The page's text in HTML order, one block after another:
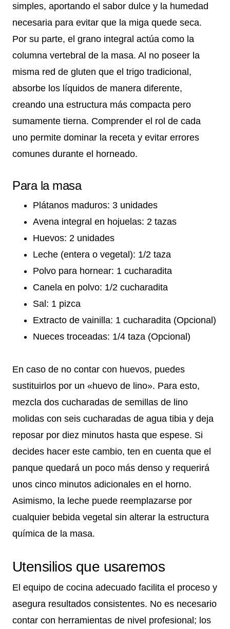
simples, aportando el sabor dulce y la humedad
necesaria para evitar que la miga quede seca.
Por su parte, el grano integral actúa como la
columna vertebral de la masa. Al no poseer la
misma red de gluten que el trigo tradicional,
absorbe los líquidos de manera diferente,
creando una estructura más compacta pero
sumamente tierna. Comprender el rol de cada
uno permite dominar la receta y evitar errores
comunes durante el horneado.
Para la masa
Plátanos maduros: 3 unidades
Avena integral en hojuelas: 2 tazas
Huevos: 2 unidades
Leche (entera o vegetal): 1/2 taza
Polvo para hornear: 1 cucharadita
Canela en polvo: 1/2 cucharadita
Sal: 1 pizca
Extracto de vainilla: 1 cucharadita (Opcional)
Nueces troceadas: 1/4 taza (Opcional)
En caso de no contar con huevos, puedes
sustituirlos por un «huevo de lino». Para esto,
mezcla dos cucharadas de semillas de lino
molidas con seis cucharadas de agua tibia y deja
reposar por diez minutos hasta que espese. Si
decides hacer este cambio, ten en cuenta que el
panque quedará un poco más denso y requerirá
unos cinco minutos adicionales en el horno.
Asimismo, la leche puede reemplazarse por
cualquier bebida vegetal sin alterar la estructura
química de la masa.
Utensilios que usaremos
El equipo de cocina adecuado facilita el proceso y
asegura resultados consistentes. No es necesario
contar con herramientas de nivel profesional; los